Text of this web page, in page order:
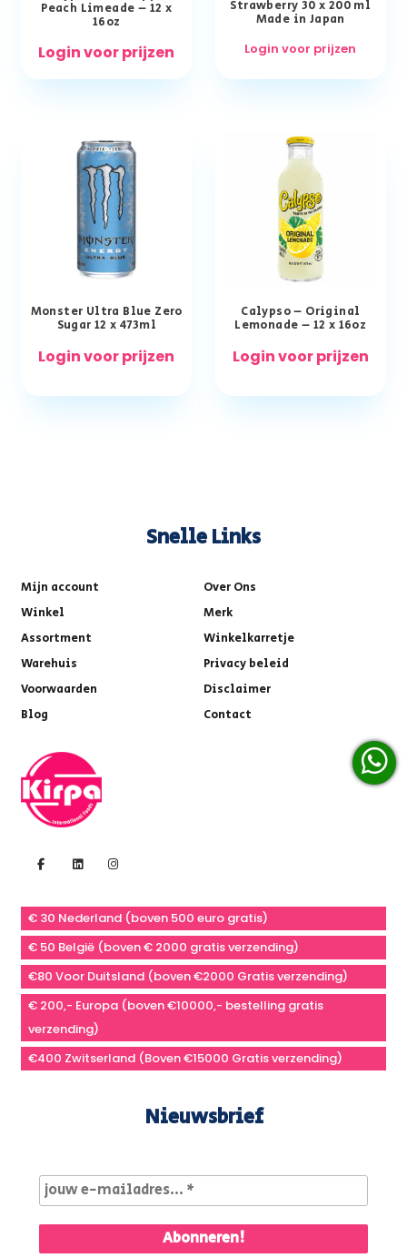
Peach Limeade – 12 x
16oz
Login voor prijzen
Strawberry 30 x 200 ml
Made in Japan
Login voor prijzen
Monster Ultra Blue Zero
Sugar 12 x 473ml
Login voor prijzen
Calypso – Original
Lemonade – 12 x 16oz
Login voor prijzen
Snelle Links
Mijn account
Over Ons
Winkel
Merk
Assortment
Winkelkarretje
Warehuis
Privacy beleid
Voorwaarden
Disclaimer
Blog
Contact
€ 30 Nederland (boven 500 euro gratis)
€ 50 België (boven € 2000 gratis verzending)
€80 Voor Duitsland (boven €2000 Gratis verzending)
€ 200,- Europa (boven €10000,- bestelling gratis
verzending)
€400 Zwitserland (Boven €15000 Gratis verzending)
Nieuwsbrief